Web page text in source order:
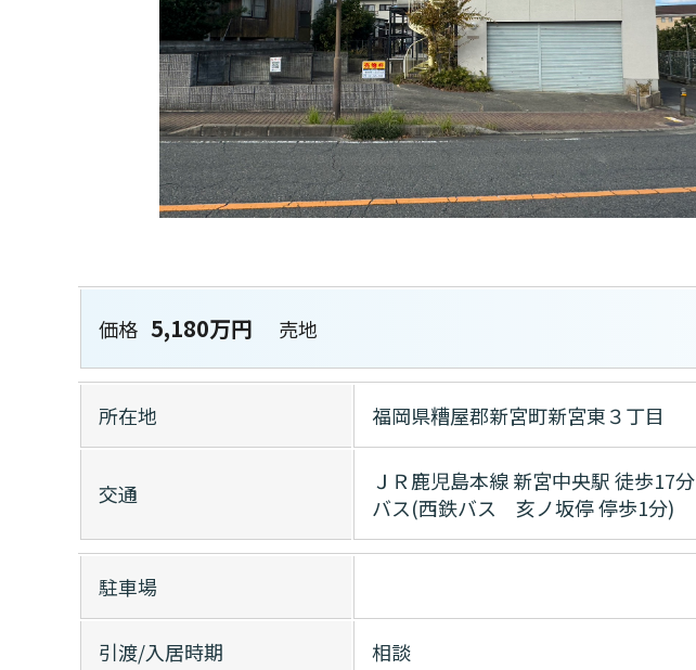
価格 5,180万円 売地
所在地 福岡県糟屋郡新宮町新宮東３丁目
交通
ＪＲ鹿児島本線 新宮中央駅 徒歩17分
バス(西鉄バス 亥ノ坂停 停歩1分)
駐車場
引渡/入居時期 相談